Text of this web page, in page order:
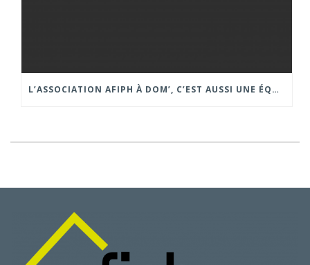
L’ASSOCIATION AFIPH À DOM’, C’EST AUSSI UNE ÉQUIPE PRÉSENTE SUR LES FORUMS ET SALONS